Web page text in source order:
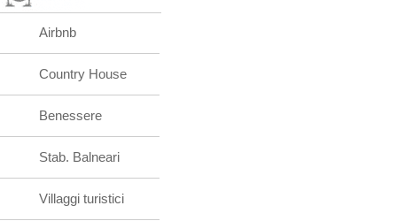
Airbnb
Country House
Benessere
Stab. Balneari
Villaggi turistici